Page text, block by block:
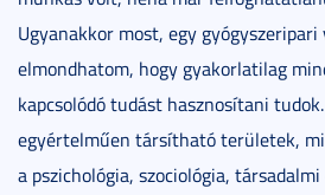
Ugyanakkor most, egy
elmondhatom, hogy gyakorlatilag
kapcsolódó tudást hasznosítani
egyértelműen társítható területek,
a pszichológia, szociológia,